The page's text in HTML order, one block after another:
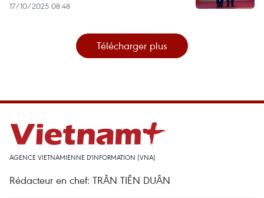
17/10/2025 08:48
Télécharger plus
AGENCE VIETNAMIENNE D'INFORMATION (VNA)
Rédacteur en chef: TRÂN TIÊN DUÂN